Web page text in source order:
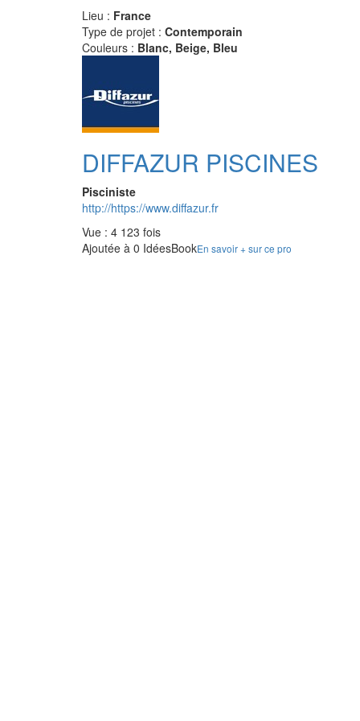
Lieu : France
Type de projet : Contemporain
Couleurs : Blanc, Beige, Bleu
DIFFAZUR PISCINES
Pisciniste
http://https://www.diffazur.fr
Vue : 4 123 fois
Ajoutée à 0 IdéesBookEn savoir + sur ce pro